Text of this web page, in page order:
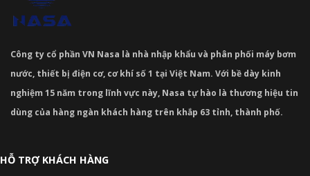
Công ty cổ phần VN Nasa là nhà nhập khẩu và phân phối máy bơm
nước, thiết bị điện cơ, cơ khí số 1 tại Việt Nam. Với bề dày kinh
nghiệm 15 năm trong lĩnh vực này, Nasa tự hào là thương hiệu tin
dùng của hàng ngàn khách hàng trên khắp 63 tỉnh, thành phố.
HỖ TRỢ KHÁCH HÀNG